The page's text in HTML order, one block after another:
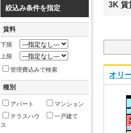
3K 賃
オリ
絞込み条件を指定
賃料
下限
上限
管理費込みで検索
種別
アパート
マンション
テラスハウ
ス
一戸建て